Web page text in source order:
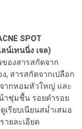
SPOT
น์เทนนิ่ง เจล)
ของสารสกัดจาก
, สารสกัดจากเปลือก
ากหอมหัวใหญ่ และ
าชุ่มชื้น รอยดำรอย
รียบเนียนสม่ำเสมอ
รายละเอียด